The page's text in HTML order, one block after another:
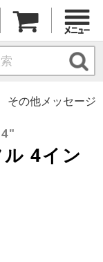
その他メッセージ
4イン